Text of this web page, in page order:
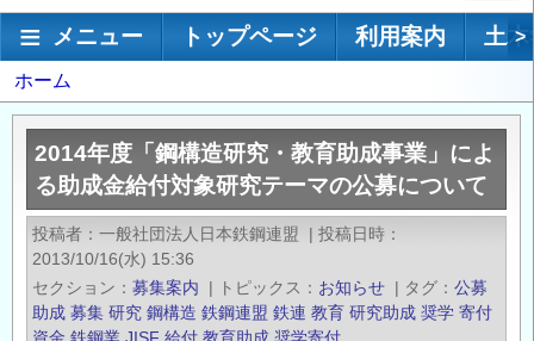
ン
移
索
メインナビゲーション
メニュー トップページ 利用案内 土 >
パ
ン
く
ホーム
2014年度「鋼構造研究・教育助成事業」によ
る助成金給付対象研究テーマの公募について
投稿者 一般社団法人日本鉄鋼連盟 | 投稿日時
2013/10/16(水) 15:36
セクション
募集案内 | トピックス お知らせ | タグ
公募
助成 募集 研究 鋼構造 鉄鋼連盟 鉄連 教育 研究助成 奨学 寄付